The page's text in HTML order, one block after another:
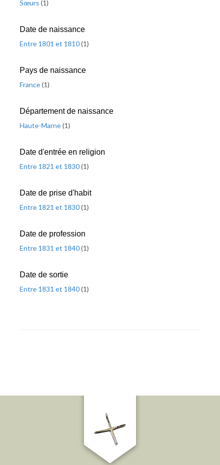
Sœurs (1)
Date de naissance
Entre 1801 et 1810(1)
Pays de naissance
France(1)
Département de naissance
Haute-Marne(1)
Date d'entrée en religion
Entre 1821 et 1830(1)
Date de prise d'habit
Entre 1821 et 1830(1)
Date de profession
Entre 1831 et 1840(1)
Date de sortie
Entre 1831 et 1840(1)